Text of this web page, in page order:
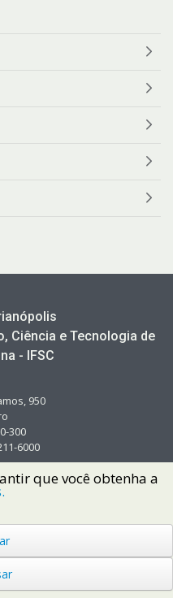
Ciência e Tecnologia de
- IFSC
950
300
6000
de Santa Catarina IFSC
que você obtenha a